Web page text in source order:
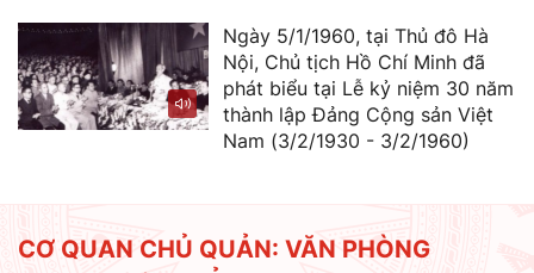
Ngày 5/1/1960, tại Thủ đô Hà
Nội, Chủ tịch Hồ Chí Minh đã
phát biểu tại Lễ kỷ niệm 30 năm
thành lập Đảng Cộng sản Việt
Nam (3/2/1930 - 3/2/1960)
CƠ QUAN CHỦ QUẢN: VĂN PHÒNG